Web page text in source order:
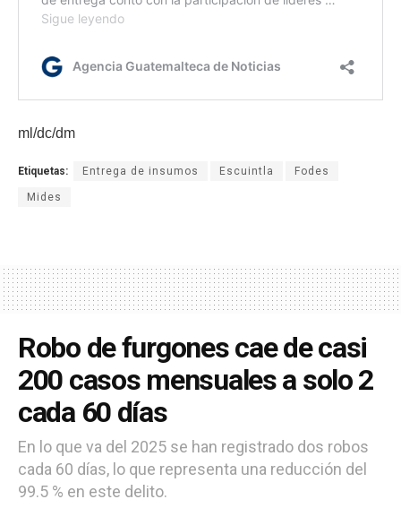
ml/dc/dm
Etiquetas: Entrega de insumos Escuintla Fodes
Mides
Robo de furgones cae de casi
200 casos mensuales a solo 2
cada 60 días
En lo que va del 2025 se han registrado dos robos
cada 60 días, lo que representa una reducción del
99.5 % en este delito.